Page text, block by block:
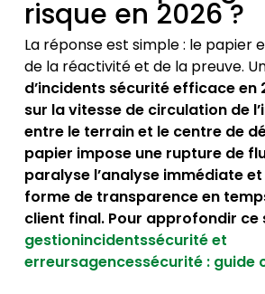
risque en 2026 ?
La réponse est simple : le papier
de la réactivité et de la preuve.
d’incidents sécurité efficace en
sur la vitesse de circulation de
entre le terrain et le centre de
papier impose une rupture de
paralyse l’analyse immédiate
forme de transparence en
client final. Pour approfondir ce
gestionincidentssécurité et
erreursagencessécurité : guide